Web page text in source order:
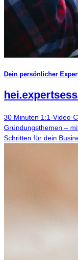
Dein persönlicher
hei.
30 Minuten 1:1-Video-
Gründungsthemen –
Schritten für dein